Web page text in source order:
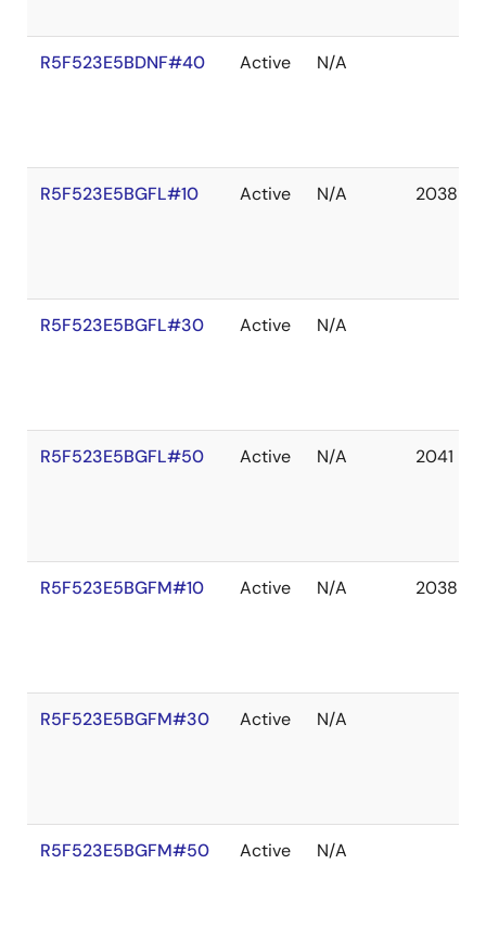
R5F523E5BDNF#40 Active N/A
R5F523E5BGFL#10 Active N/A 2038
R5F523E5BGFL#30 Active N/A
R5F523E5BGFL#50 Active N/A 2041
R5F523E5BGFM#10 Active N/A 2038
R5F523E5BGFM#30 Active N/A
R5F523E5BGFM#50 Active N/A